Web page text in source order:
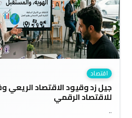
اقتصاد
جيل زد وقيود الاقتصاد الريعي
للاقتصاد الرقمي
..